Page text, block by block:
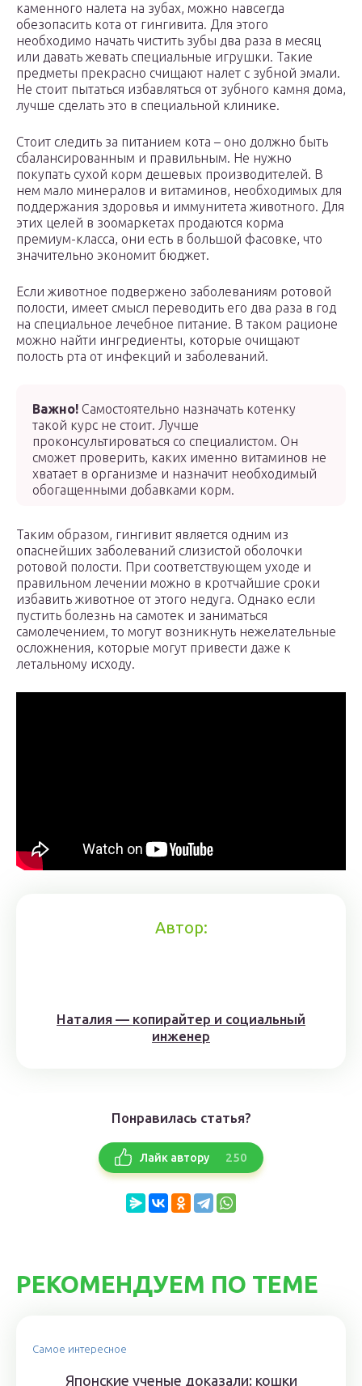
каменного налета на зубах, можно навсегда
обезопасить кота от гингивита. Для этого
необходимо начать чистить зубы два раза в месяц
или давать жевать специальные игрушки. Такие
предметы прекрасно счищают налет с зубной эмали.
Не стоит пытаться избавляться от зубного камня дома,
лучше сделать это в специальной клинике.
Стоит следить за питанием кота – оно должно быть
сбалансированным и правильным. Не нужно
покупать сухой корм дешевых производителей. В
нем мало минералов и витаминов, необходимых для
поддержания здоровья и иммунитета животного. Для
этих целей в зоомаркетах продаются корма
премиум-класса, они есть в большой фасовке, что
значительно экономит бюджет.
Если животное подвержено заболеваниям ротовой
полости, имеет смысл переводить его два раза в год
на специальное лечебное питание. В таком рационе
можно найти ингредиенты, которые очищают
полость рта от инфекций и заболеваний.
Важно! Самостоятельно назначать котенку
такой курс не стоит. Лучше
проконсультироваться со специалистом. Он
сможет проверить, каких именно витаминов не
хватает в организме и назначит необходимый
обогащенными добавками корм.
Таким образом, гингивит является одним из
опаснейших заболеваний слизистой оболочки
ротовой полости. При соответствующем уходе и
правильном лечении можно в кротчайшие сроки
избавить животное от этого недуга. Однако если
пустить болезнь на самотек и заниматься
самолечением, то могут возникнуть нежелательные
осложнения, которые могут привести даже к
летальному исходу.
Автор:
Наталия — копирайтер и социальный
инженер
Понравилась статья?
Лайк автору 250
РЕКОМЕНДУЕМ ПО ТЕМЕ
Самое интересное
Японские ученые доказали: кошки